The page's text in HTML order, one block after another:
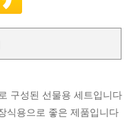
구성된 선물용 세트입니다
식용으로 좋은 제품입니다